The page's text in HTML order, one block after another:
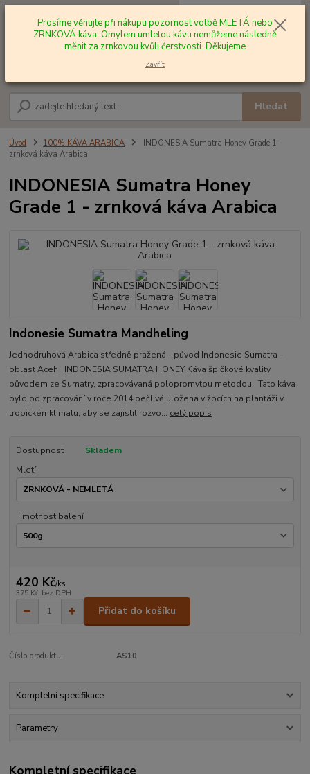
Hledat
+420 602 577 209 za0,00 Kč
Úvod 100% KÁVA ARABICA
INDONESIA Sumatra Honey Grade 1 -
zrnková káva Arabica
INDONESIA Sumatra Honey
Grade 1 - zrnková káva Arabica
Indonesie Sumatra Mandheling
Jednodruhová Arabica středně pražená - původ Indonesie Sumatra -
oblast Aceh INDONESIA SUMATRA HONEY Káva špičkové kvality
původem ze Sumatry, zpracovávaná polopromytou metodou. Tato káva
bylo po zpracování v roce 2014 pečlivě uložena v žocích na plantáži v
tropickémklimatu, aby se zajistil rozvo... celý popis
Dostupnost
Skladem
Mletí
Hmotnost balení
420 Kč/ks
375 Kč bez DPH
Přidat do košíku
Číslo produktu: AS10
Kompletní specifikace
Parametry
Kompletní specifikace
Prosíme věnujte při nákupu pozornost volbě MLETÁ nebo
ZRNKOVÁ káva. Omylem umletou kávu nemůžeme následně
měnit za zrnkovou kvůli čerstvosti. Děkujeme
Zavřít